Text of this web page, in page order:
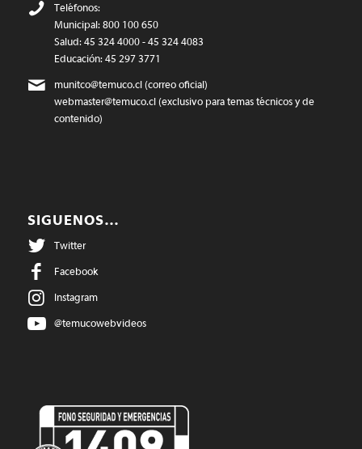
Teléfonos:
Municipal: 800 100 650
Salud: 45 324 4000 - 45 324 4083
Educación: 45 297 3771
munitco@temuco.cl(correo oficial)
webmaster@temuco.cl(exclusivo para temas técnicos y de
contenido)
SIGUENOS…
Twitter
Facebook
Instagram
@temucowebvideos